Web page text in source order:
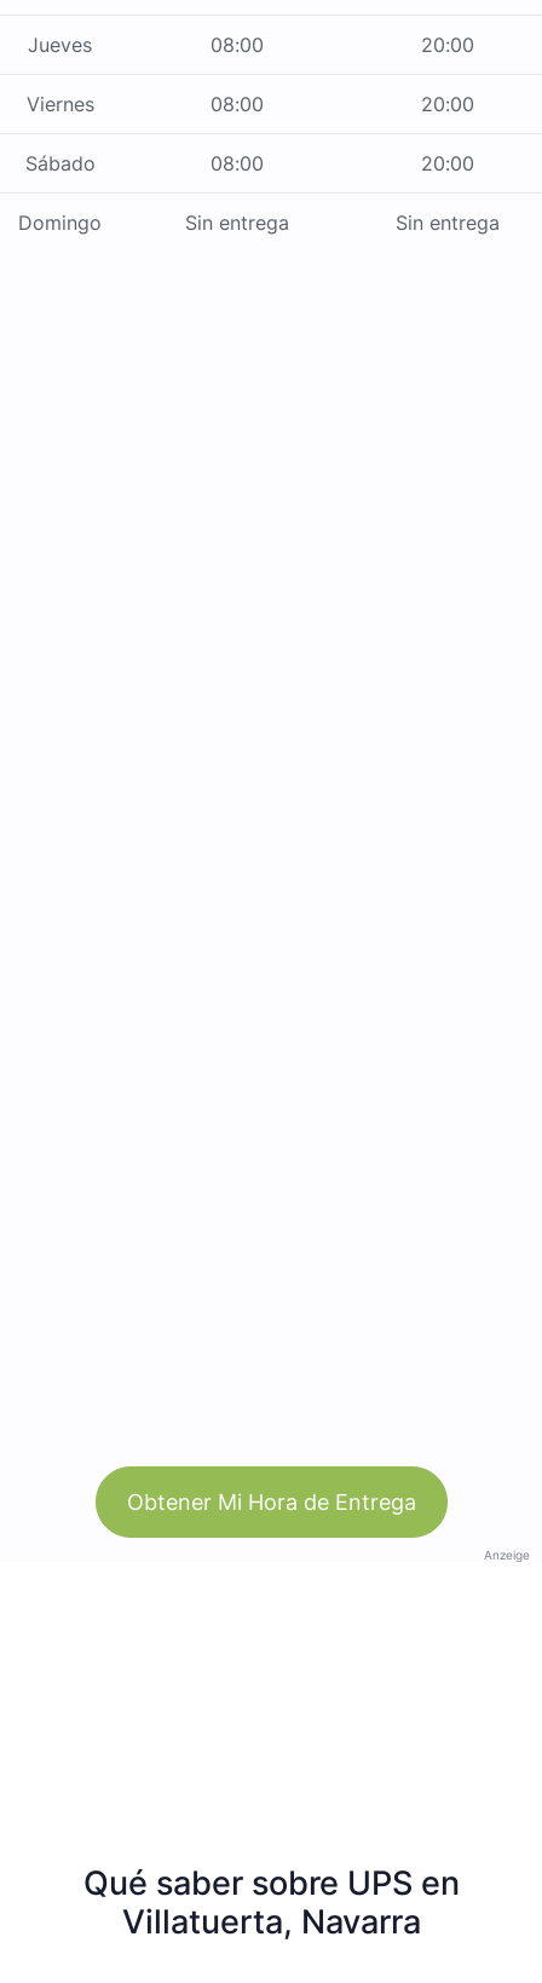
Jueves 08:00 20:00
Viernes 08:00 20:00
Sábado 08:00 20:00
Domingo Sin entrega Sin entrega
Obtener Mi Hora de Entrega
Anzeige
Qué saber sobre UPS en
Villatuerta, Navarra